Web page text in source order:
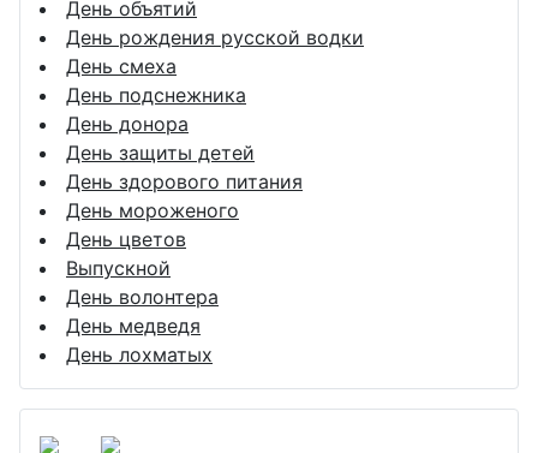
День объятий
День рождения русской водки
День смеха
День подснежника
День донора
День защиты детей
День здорового питания
День мороженого
День цветов
Выпускной
День волонтера
День медведя
День лохматых